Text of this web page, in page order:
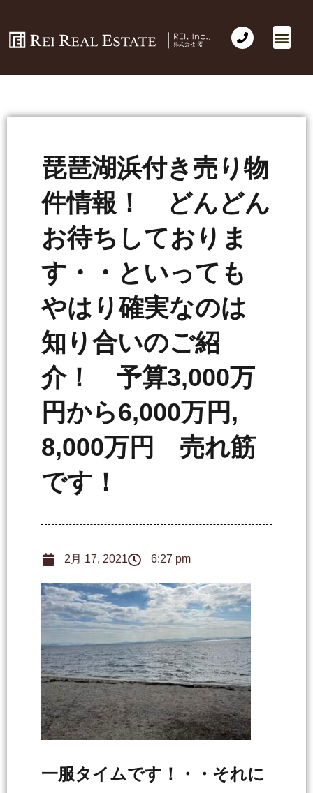
琵琶湖浜付き売り物
件情報！ どんどん
お待ちしておりま
す・・といっても
やはり確実なのは
知り合いのご紹
介！ 予算3,000万
円から6,000万円,
8,000万円 売れ筋
です！
2月 17, 2021 6:27 pm
一服タイムです！・・それに